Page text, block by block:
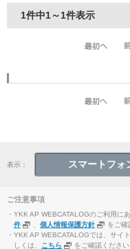
1件中1～1件表示
表示： スマートフォ
ご注意事項
・YKK AP WEBCATALOGのご利用にあ
件
個人情報保護方針
をご確
・YKK AP WEBCATALOGでは、サイ
しくは、 こちら をご確認ください